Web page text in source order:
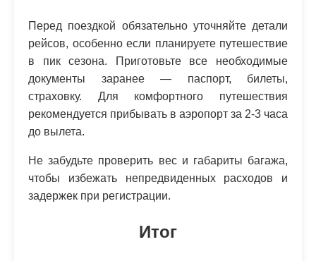
Перед поездкой обязательно уточняйте детали
рейсов, особенно если планируете путешествие
в пик сезона. Приготовьте все необходимые
документы заранее — паспорт, билеты,
страховку. Для комфортного путешествия
рекомендуется прибывать в аэропорт за 2-3 часа
до вылета.
Не забудьте проверить вес и габариты багажа,
чтобы избежать непредвиденных расходов и
задержек при регистрации.
Итог